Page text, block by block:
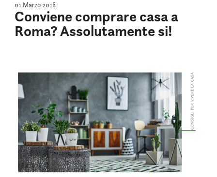
01 Marzo 2018
Conviene comprare casa a
Roma? Assolutamente si!